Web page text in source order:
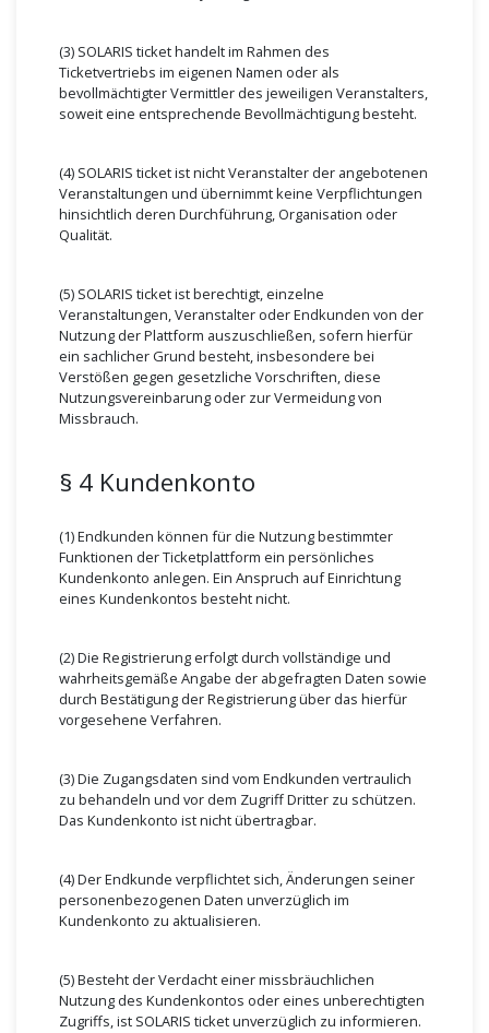
(3) SOLARIS ticket handelt im Rahmen des
Ticketvertriebs im eigenen Namen oder als
bevollmächtigter Vermittler des jeweiligen Veranstalters,
soweit eine entsprechende Bevollmächtigung besteht.
(4) SOLARIS ticket ist nicht Veranstalter der angebotenen
Veranstaltungen und übernimmt keine Verpflichtungen
hinsichtlich deren Durchführung, Organisation oder
Qualität.
(5) SOLARIS ticket ist berechtigt, einzelne
Veranstaltungen, Veranstalter oder Endkunden von der
Nutzung der Plattform auszuschließen, sofern hierfür
ein sachlicher Grund besteht, insbesondere bei
Verstößen gegen gesetzliche Vorschriften, diese
Nutzungsvereinbarung oder zur Vermeidung von
Missbrauch.
§ 4 Kundenkonto
(1) Endkunden können für die Nutzung bestimmter
Funktionen der Ticketplattform ein persönliches
Kundenkonto anlegen. Ein Anspruch auf Einrichtung
eines Kundenkontos besteht nicht.
(2) Die Registrierung erfolgt durch vollständige und
wahrheitsgemäße Angabe der abgefragten Daten sowie
durch Bestätigung der Registrierung über das hierfür
vorgesehene Verfahren.
(3) Die Zugangsdaten sind vom Endkunden vertraulich
zu behandeln und vor dem Zugriff Dritter zu schützen.
Das Kundenkonto ist nicht übertragbar.
(4) Der Endkunde verpflichtet sich, Änderungen seiner
personenbezogenen Daten unverzüglich im
Kundenkonto zu aktualisieren.
(5) Besteht der Verdacht einer missbräuchlichen
Nutzung des Kundenkontos oder eines unberechtigten
Zugriffs, ist SOLARIS ticket unverzüglich zu informieren.